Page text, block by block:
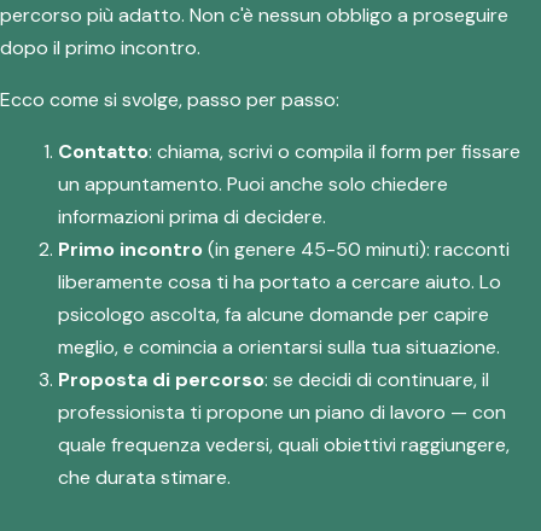
percorso più adatto. Non c'è nessun obbligo a proseguire
dopo il primo incontro.
Ecco come si svolge, passo per passo:
Contatto: chiama, scrivi o compila il form per fissare
un appuntamento. Puoi anche solo chiedere
informazioni prima di decidere.
Primo incontro(in genere 45-50 minuti): racconti
liberamente cosa ti ha portato a cercare aiuto. Lo
psicologo ascolta, fa alcune domande per capire
meglio, e comincia a orientarsi sulla tua situazione.
Proposta di percorso: se decidi di continuare, il
professionista ti propone un piano di lavoro — con
quale frequenza vedersi, quali obiettivi raggiungere,
che durata stimare.